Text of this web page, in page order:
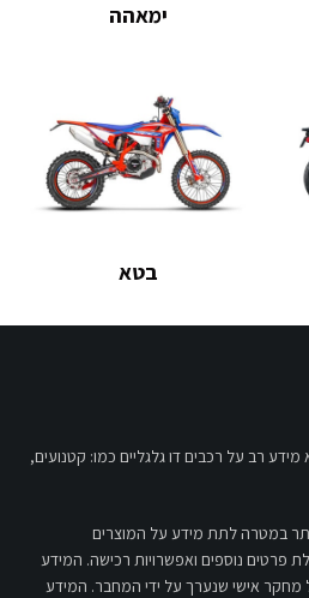
ימאהה
בטא
רב על רכבים דו גלגליים כמו: קטנועים,
במטרה לתת מידע על המוצרים
פרטים נוספים ואפשרויות רכישה. המידע
מחקר אישי שנערך על ידי המחבר. המידע